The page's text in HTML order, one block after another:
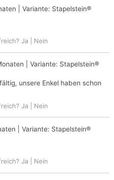
| Variante: Stapelstein®
Ja Nein
| Variante: Stapelstein®
unsere Enkel haben schon
Ja Nein
| Variante: Stapelstein®
Ja Nein